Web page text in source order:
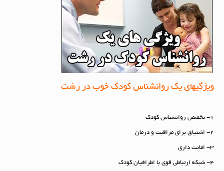
ویژگیهای یک روانشناس کودک خوب در رشت